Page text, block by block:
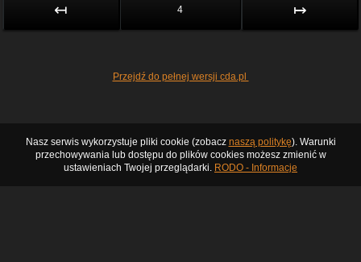
↤ 4 ↦
Przejdź do pełnej wersji cda.pl
Nasz serwis wykorzystuje pliki cookie (zobacz naszą politykę). Warunki
przechowywania lub dostępu do plików cookies możesz zmienić w
ustawieniach Twojej przeglądarki. RODO - Informacje